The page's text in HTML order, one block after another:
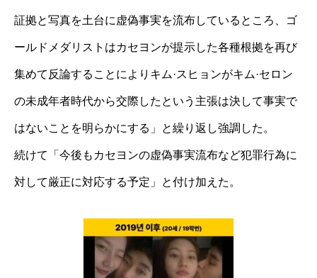
証拠と写真を土台に虚偽事実を流布しているところ、ゴ
ールドメダリストはカセヨンが提示した各種根拠を再び
集めて反論することによりキム·スヒョンがキム·セロン
の未成年者時代から交際したという主張は決して事実で
はないことを明らかにする」と繰り返し強調した。
続けて「今後もカセヨンの虚偽事実流布など犯罪行為に
対して厳正に対応する予定」と付け加えた。